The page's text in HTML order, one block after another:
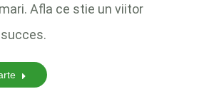
Afla ce stie un viitor